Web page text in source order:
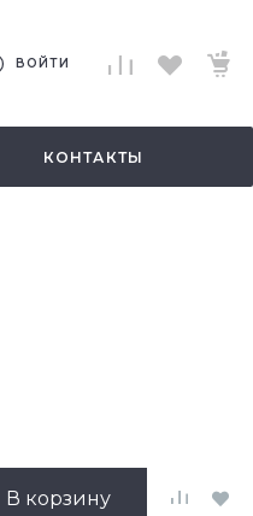
ВОЙТИ
КОНТАКТЫ
В корзину